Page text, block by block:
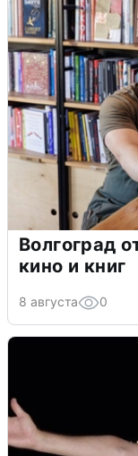
Волгоград
кино и книг
8 августа 0